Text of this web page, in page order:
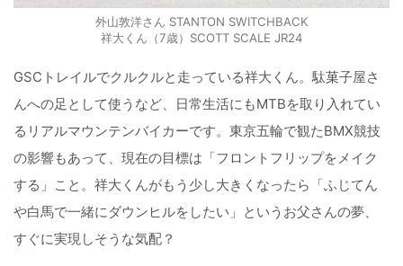
外山敦洋さん STANTON SWITCHBACK
祥大くん（7歳）SCOTT SCALE JR24
GSCトレイルでクルクルと走っている祥大くん。駄菓子屋さ
んへの足として使うなど、日常生活にもMTBを取り入れてい
るリアルマウンテンバイカーです。東京五輪で観たBMX競技
の影響もあって、現在の目標は「フロントフリップをメイク
する」こと。祥大くんがもう少し大きくなったら「ふじてん
や白馬で一緒にダウンヒルをしたい」というお父さんの夢、
すぐに実現しそうな気配？